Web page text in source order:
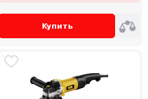
Купить